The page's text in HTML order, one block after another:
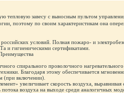
завесу с выносным пультом
поэтому по своим характеристикам она
условий. Полная пожаро- и
и гигиеническими сертификатами.
спирального проволочного
Благодаря этому обеспечивается
(при включении).
увеличивает скорость воздуха,
воздуха на выходе среди аналогичных